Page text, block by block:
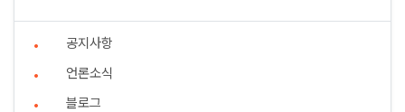
공지사항
언론소식
블로그